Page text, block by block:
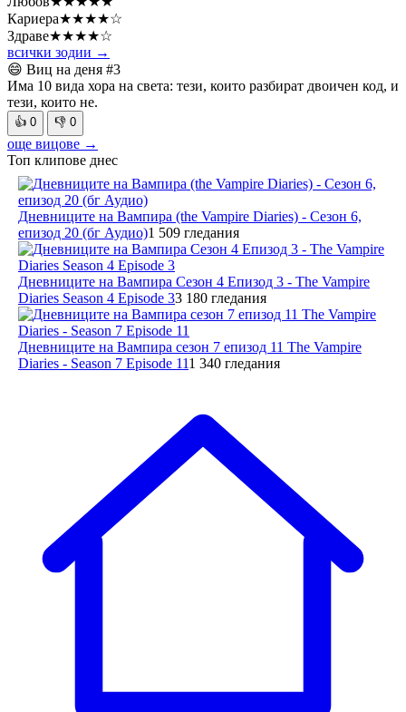
Кариера★★★★☆
Здраве★★★★☆
всички зодии →
😄 Виц на деня #3
Има 10 вида хора на света: тези, които разбират двоичен код, и
тези, които не.
👍 0 👎 0
още вицове →
Топ клипове днес
Дневниците на Вампира (the Vampire Diaries) - Сезон 6,
епизод 20 (бг Аудио)1 509 гледания
Дневниците на Вампира Сезон 4 Епизод 3 - The Vampire
Diaries Season 4 Episode 33 180 гледания
Дневниците на Вампира сезон 7 епизод 11 The Vampire
Diaries - Season 7 Episode 111 340 гледания